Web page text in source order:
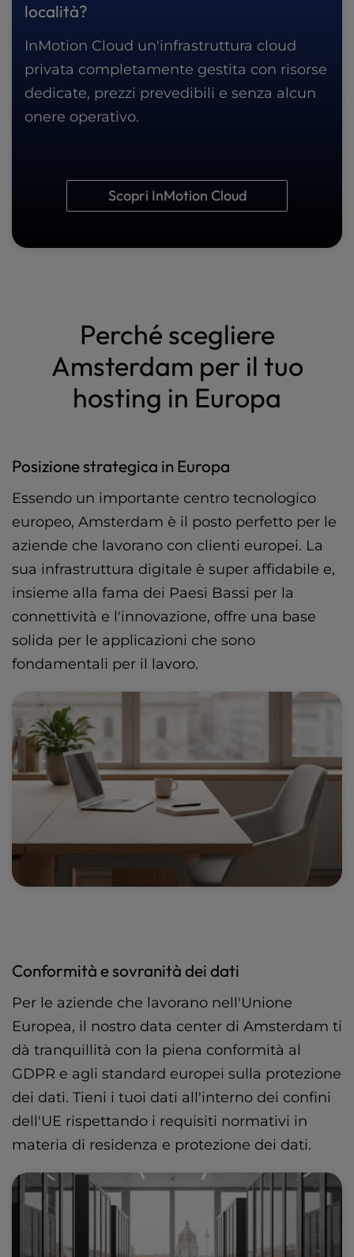
località?
InMotion Cloud un'infrastruttura cloud
privata completamente gestita con risorse
dedicate, prezzi prevedibili e senza alcun
onere operativo.
Scopri InMotion Cloud
Perché scegliere
Amsterdam per il tuo
hosting in Europa
Posizione strategica in Europa
Essendo un importante centro tecnologico
europeo, Amsterdam è il posto perfetto per le
aziende che lavorano con clienti europei. La
sua infrastruttura digitale è super affidabile e,
insieme alla fama dei Paesi Bassi per la
connettività e l'innovazione, offre una base
solida per le applicazioni che sono
fondamentali per il lavoro.
Conformità e sovranità dei dati
Per le aziende che lavorano nell'Unione
Europea, il nostro data center di Amsterdam ti
dà tranquillità con la piena conformità al
GDPR e agli standard europei sulla protezione
dei dati. Tieni i tuoi dati all'interno dei confini
dell'UE rispettando i requisiti normativi in
materia di residenza e protezione dei dati.